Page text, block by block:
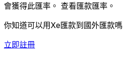
會獲得此匯率。 查看匯款匯率。
你知道可以用Xe匯款到國外匯款嗎
立即註冊